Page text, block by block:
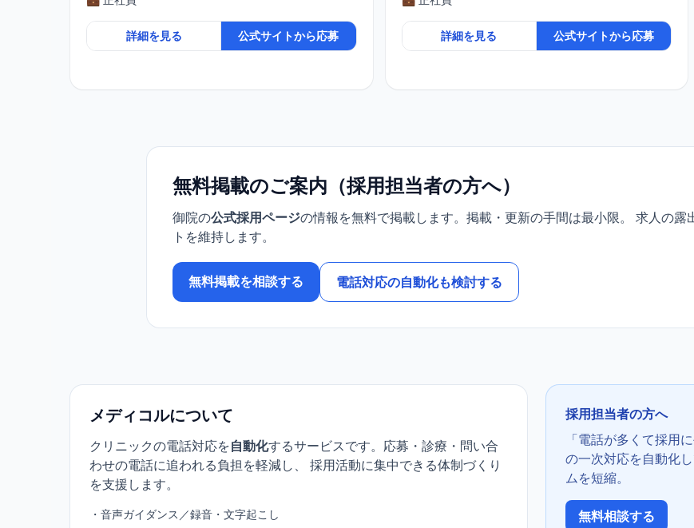
詳細を見る 公式サイトから応募 詳細を見る 公式サイトから応募
無料掲載のご案内（採用担当者の方へ）
御院の公式採用ページの情報を無料で掲載します。掲載・更新の手間は最小限。 求人の露
トを維持します。
無料掲載を相談する 電話対応の自動化も検討する
メディコルについて
クリニックの電話対応を自動化するサービスです。応募・診療・問い合
わせの電話に追われる負担を軽減し、 採用活動に集中できる体制づくり
を支援します。
・音声ガイダンス／録音・文字起こし
採用担当者の方へ
「電話が多くて採用
の一次対応を自動化
ムを短縮。
無料相談する